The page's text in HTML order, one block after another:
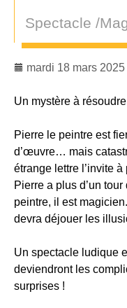
Spectacle /
mardi 18 mars 2025
Un mystère à
Pierre le peintre est
d’œuvre… mais
étrange lettre l’invite
Pierre a plus d’un
peintre, il est
devra déjouer les
Un spectacle ludique
deviendront les
surprises !